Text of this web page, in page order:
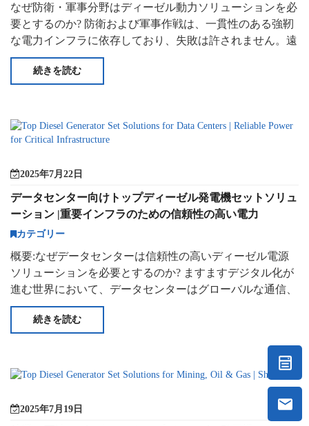
なぜ防衛・軍事分野はディーゼル動力ソリューションを必
要とするのか? 防衛および軍事作戦は、一貫性のある強靭
な電力インフラに依存しており、失敗は許されません。遠
隔地の野外基地から
続きを読む
2025年7月22日
データセンター向けトップディーゼル発電機セットソリュ
ーション |重要インフラのための信頼性の高い電力
カテゴリー
概要:なぜデータセンターは信頼性の高いディーゼル電源
ソリューションを必要とするのか? ますますデジタル化が
進む世界において、データセンターはグローバルな通信、
ストレージ、処理の基盤となっています。24時間365日稼
働しているEV
続きを読む
2025年7月19日